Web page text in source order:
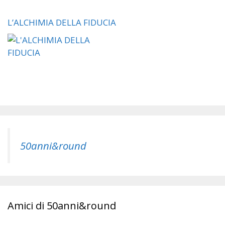
L’ALCHIMIA DELLA FIDUCIA
50anni&round
Amici di 50anni&round